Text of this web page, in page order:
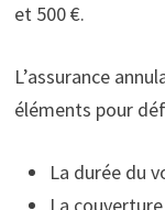
et 500 €.
L’assurance
éléments pour
La durée du